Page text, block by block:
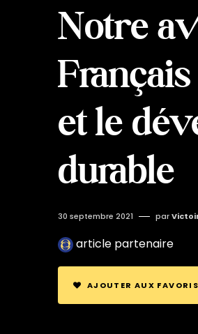
Notre
et le
durable
30 septembre 2021 par
article partenaire
AJOUTER AUX FAVORIS